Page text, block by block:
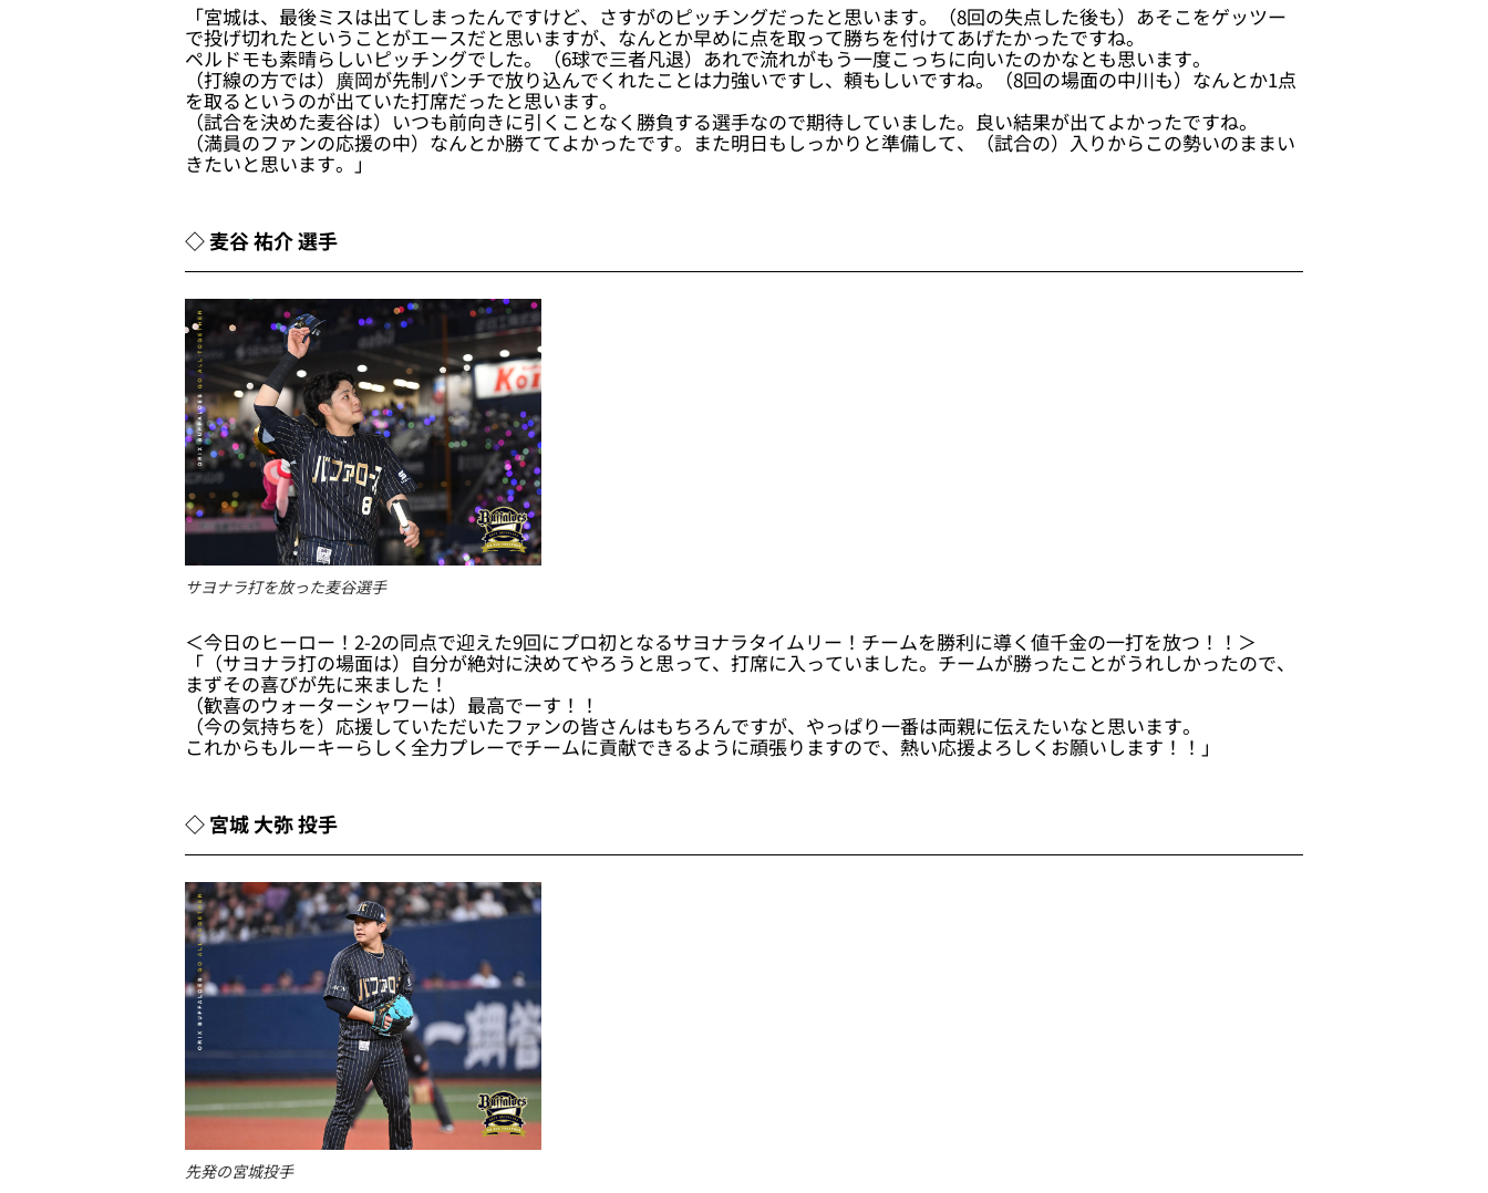
「宮城は、最後ミスは出てしまったんですけど、さすがのピッチングだったと思います。（8回の失点した後も）あそこをゲッツー
で投げ切れたということがエースだと思いますが、なんとか早めに点を取って勝ちを付けてあげたかったですね。
ペルドモも素晴らしいピッチングでした。（6球で三者凡退）あれで流れがもう一度こっちに向いたのかなとも思います。
（打線の方では）廣岡が先制パンチで放り込んでくれたことは力強いですし、頼もしいですね。（8回の場面の中川も）なんとか1点
を取るというのが出ていた打席だったと思います。
（試合を決めた麦谷は）いつも前向きに引くことなく勝負する選手なので期待していました。良い結果が出てよかったですね。
（満員のファンの応援の中）なんとか勝ててよかったです。また明日もしっかりと準備して、（試合の）入りからこの勢いのままい
きたいと思います。」
◇ 麦谷 祐介 選手
サヨナラ打を放った麦谷選手
＜今日のヒーロー！2-2の同点で迎えた9回にプロ初となるサヨナラタイムリー！チームを勝利に導く値千金の一打を放つ！！＞
「（サヨナラ打の場面は）自分が絶対に決めてやろうと思って、打席に入っていました。チームが勝ったことがうれしかったので、
まずその喜びが先に来ました！
（歓喜のウォーターシャワーは）最高でーす！！
（今の気持ちを）応援していただいたファンの皆さんはもちろんですが、やっぱり一番は両親に伝えたいなと思います。
これからもルーキーらしく全力プレーでチームに貢献できるように頑張りますので、熱い応援よろしくお願いします！！」
◇ 宮城 大弥 投手
先発の宮城投手